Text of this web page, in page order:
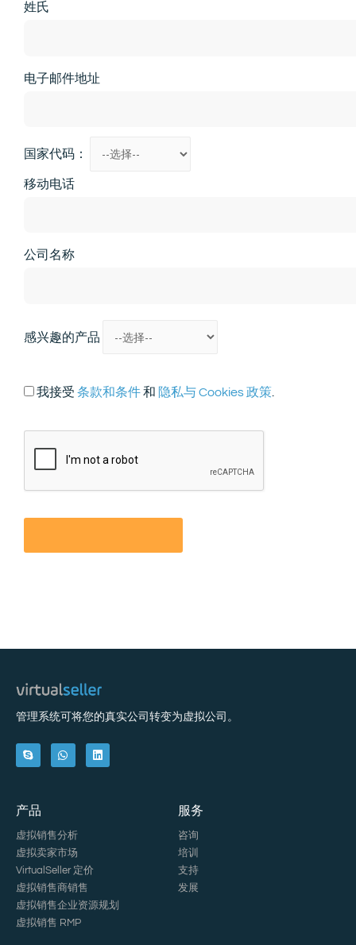
姓氏
电子邮件地址
国家代码：
移动电话
公司名称
感兴趣的产品
我接受 条款和条件和 隐私与 Cookies 政策.
管理系统可将您的真实公司转变为虚拟公司。
产品
虚拟销售分析
虚拟卖家市场
VirtualSeller 定价
虚拟销售商销售
虚拟销售企业资源规划
虚拟销售 RMP
服务
咨询
培训
支持
发展